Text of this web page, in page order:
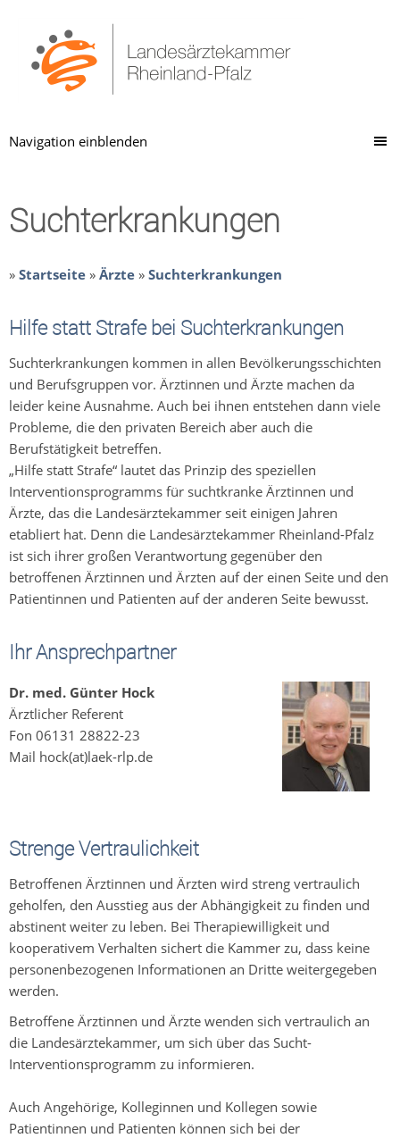
Navigation einblenden
Suchterkrankungen
» Startseite » Ärzte » Suchterkrankungen
Hilfe statt Strafe bei Suchterkrankungen
Suchterkrankungen kommen in allen Bevölkerungsschichten
und Berufsgruppen vor. Ärztinnen und Ärzte machen da
leider keine Ausnahme. Auch bei ihnen entstehen dann viele
Probleme, die den privaten Bereich aber auch die
Berufstätigkeit betreffen.
„Hilfe statt Strafe“ lautet das Prinzip des speziellen
Interventionsprogramms für suchtkranke Ärztinnen und
Ärzte, das die Landesärztekammer seit einigen Jahren
etabliert hat. Denn die Landesärztekammer Rheinland-Pfalz
ist sich ihrer großen Verantwortung gegenüber den
betroffenen Ärztinnen und Ärzten auf der einen Seite und den
Patientinnen und Patienten auf der anderen Seite bewusst.
Ihr Ansprechpartner
Dr. med. Günter Hock
Ärztlicher Referent
Fon 06131 28822-23
Mail hock(at)laek-rlp.de
Strenge Vertraulichkeit
Betroffenen Ärztinnen und Ärzten wird streng vertraulich
geholfen, den Ausstieg aus der Abhängigkeit zu finden und
abstinent weiter zu leben. Bei Therapiewilligkeit und
kooperativem Verhalten sichert die Kammer zu, dass keine
personenbezogenen Informationen an Dritte weitergegeben
werden.
Betroffene Ärztinnen und Ärzte wenden sich vertraulich an
die Landesärztekammer, um sich über das Sucht-
Interventionsprogramm zu informieren.
Auch Angehörige, Kolleginnen und Kollegen sowie
Patientinnen und Patienten können sich bei der